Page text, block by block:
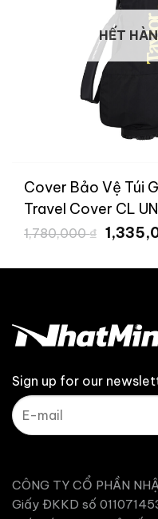
HẾT
Cover Bảo Vệ Túi
Travel Cover CL
1,780,000₫ Giá
gốc
Sign up for our
CÔNG TY CỔ PHẦN
Giấy ĐKKD số